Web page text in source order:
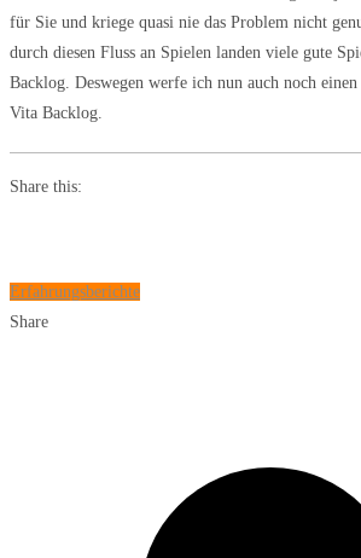
für Sie und kriege quasi nie das Problem nicht
durch diesen Fluss an Spielen landen viele gute
Backlog. Deswegen werfe ich nun auch noch
Vita Backlog.
Share this:
Erfahrungsberichte
Share